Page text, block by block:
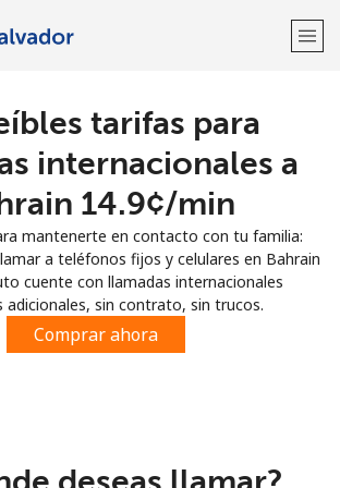
¡Bienvenido!
Regístrate con
tarifas para
internacionales a
⁦14.9¢⁩/min
mantenerte en contacto con tu familia:
a teléfonos fijos y celulares en Bahrain
cuente con llamadas internacionales
adicionales, sin contrato, sin trucos.
Comprar ahora